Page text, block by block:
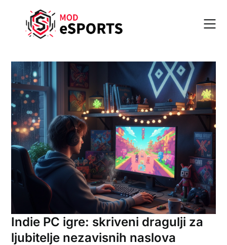
content
Indie PC igre: skriveni dragulji za
ljubitelje nezavisnih naslova